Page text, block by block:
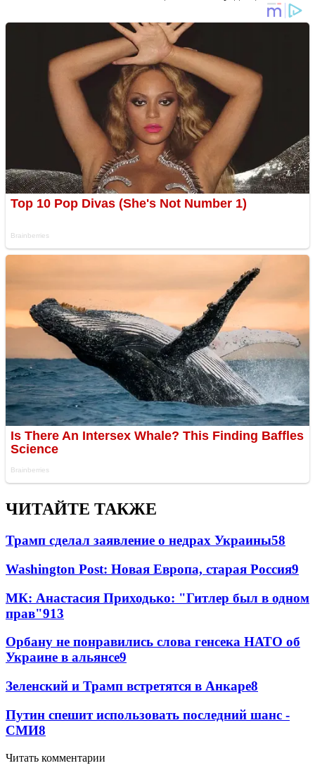
ЧИТАЙТЕ ТАКЖЕ
Трамп сделал заявление о недрах Украины58
Washington Post: Новая Европа, старая Россия9
МК: Анастасия Приходько: "Гитлер был в одном
прав"913
Орбану не понравились слова генсека НАТО об
Украине в альянсе9
Зеленский и Трамп встретятся в Анкаре8
Путин спешит использовать последний шанс -
СМИ8
Читать комментарии